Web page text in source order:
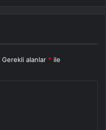
Gerekli alanlar * ile